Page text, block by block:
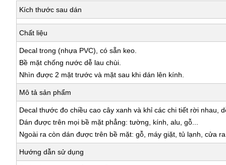
Kích thước sau dán
Chất liệu
Decal trong (nhựa PVC), có sẵn keo.
Bề mặt chống nước dễ lau chùi.
Nhìn được 2 mặt trước và mặt sau khi dán lên kính.
Mô tả sản phẩm
Decal thước đo chiều cao cây xanh và khỉ các chi tiết rời nhau,
Dán được trên mọi bề mặt phẳng: tường, kính, alu, gỗ...
Ngoài ra còn dán được trên bề mặt: gỗ, máy giặt, tủ lạnh, cửa
Hướng dẫn sử dụng